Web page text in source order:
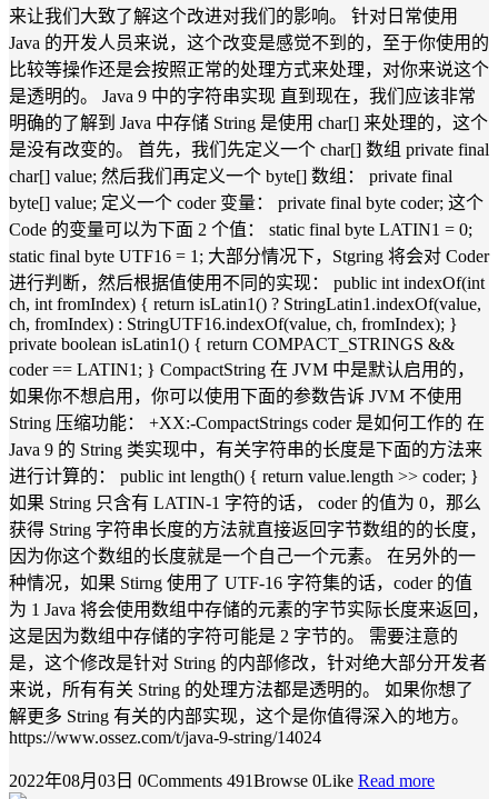
来让我们大致了解这个改进对我们的影响。 针对日常使用
Java 的开发人员来说，这个改变是感觉不到的，至于你使用的
比较等操作还是会按照正常的处理方式来处理，对你来说这个
是透明的。 Java 9 中的字符串实现 直到现在，我们应该非常
明确的了解到 Java 中存储 String 是使用 char[] 来处理的，这个
是没有改变的。 首先，我们先定义一个 char[] 数组 private final
char[] value; 然后我们再定义一个 byte[] 数组： private final
byte[] value; 定义一个 coder 变量： private final byte coder; 这个
Code 的变量可以为下面 2 个值： static final byte LATIN1 = 0;
static final byte UTF16 = 1; 大部分情况下，Stgring 将会对 Coder
进行判断，然后根据值使用不同的实现： public int indexOf(int
ch, int fromIndex) { return isLatin1() ? StringLatin1.indexOf(value,
ch, fromIndex) : StringUTF16.indexOf(value, ch, fromIndex); }
private boolean isLatin1() { return COMPACT_STRINGS &&
coder == LATIN1; } CompactString 在 JVM 中是默认启用的，
如果你不想启用，你可以使用下面的参数告诉 JVM 不使用
String 压缩功能： +XX:-CompactStrings coder 是如何工作的 在
Java 9 的 String 类实现中，有关字符串的长度是下面的方法来
进行计算的： public int length() { return value.length >> coder; }
如果 String 只含有 LATIN-1 字符的话， coder 的值为 0，那么
获得 String 字符串长度的方法就直接返回字节数组的的长度，
因为你这个数组的长度就是一个自己一个元素。 在另外的一
种情况，如果 Stirng 使用了 UTF-16 字符集的话，coder 的值
为 1 Java 将会使用数组中存储的元素的字节实际长度来返回，
这是因为数组中存储的字符可能是 2 字节的。 需要注意的
是，这个修改是针对 String 的内部修改，针对绝大部分开发者
来说，所有有关 String 的处理方法都是透明的。 如果你想了
解更多 String 有关的内部实现，这个是你值得深入的地方。
https://www.ossez.com/t/java-9-string/14024
2022年08月03日 0Comments 491Browse 0Like Read more